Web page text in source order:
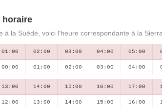
horaire
à la Suède, voici l'heure correspondante à la
01:00 02:00 03:00 04:00 05:00
00:00 01:00 02:00 03:00 04:00
13:00 14:00 15:00 16:00 17:00
12:00 13:00 14:00 15:00 16:00